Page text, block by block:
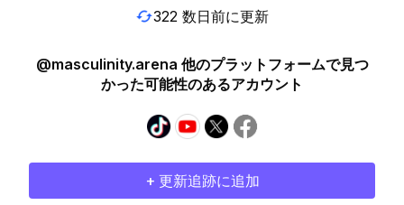
322 数日前に更新
@masculinity.arena 他のプラットフォームで見つ
かった可能性のあるアカウント
+ 更新追跡に追加